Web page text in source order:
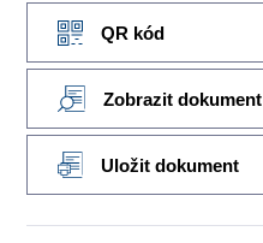
QR kód
Zobrazit dokument
Uložit dokument